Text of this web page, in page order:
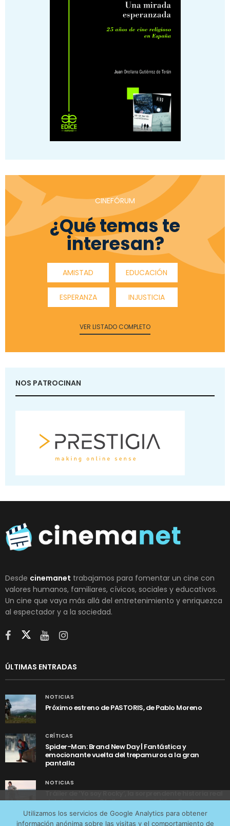
CINEFÓRUM
¿Qué temas te
interesan?
AMISTAD EDUCACIÓN
ESPERANZA INJUSTICIA
VER LISTADO COMPLETO
NOS PATROCINAN
Desde cinemanet trabajamos para fomentar un cine con
valores humanos, familiares, cívicos, sociales y educativos.
Un cine que vaya más allá del entretenimiento y enriquezca
al espectador y a la sociedad.
ÚLTIMAS ENTRADAS
NOTICIAS
Próximo estreno de PASTORIS, de Pablo Moreno
CRÍTICAS
Spider-Man: Brand New Day | Fantástica y
emocionante vuelta del trepamuros a la gran
pantalla
NOTICIAS
Tráiler de ‘Yo soy Rocky’, la sorprendente historia real
detrás de cómo Stallone se convirtió en Rocky
Utilizamos los servicios de Google Analytics para obtener
información anónima sobre las visitas y el comportamiento de
tráfico web que recibimos y conocer los servicios que